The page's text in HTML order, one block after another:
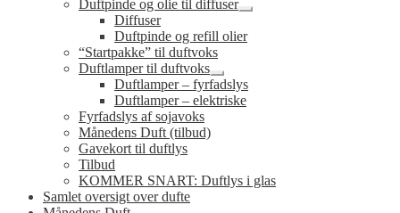
Duftpinde og olie til diffuser
Udfold
Diffuser
Duftpinde og refill olier
“Startpakke” til duftvoks
Duftlamper til duftvoks
Udfold
undermenu
Duftlamper – fyrfadslys
Duftlamper – elektriske
Fyrfadslys af sojavoks
Månedens Duft (tilbud)
Gavekort til duftlys
Tilbud
KOMMER SNART: Duftlys i glas
Samlet oversigt over dufte